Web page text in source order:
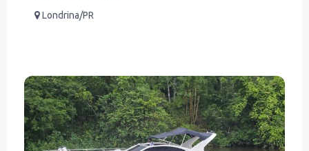
Londrina/PR